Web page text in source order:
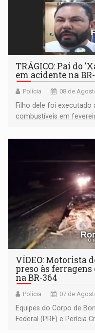
TRÁGICO: Pai do
em acidente na
Polícia 08 de
Filho dele foi
combustíveis em
VÍDEO: Motorista
preso às
na BR-364
Polícia 07 de
Equipes do Corpo de
Federal (PRF) e Perícia